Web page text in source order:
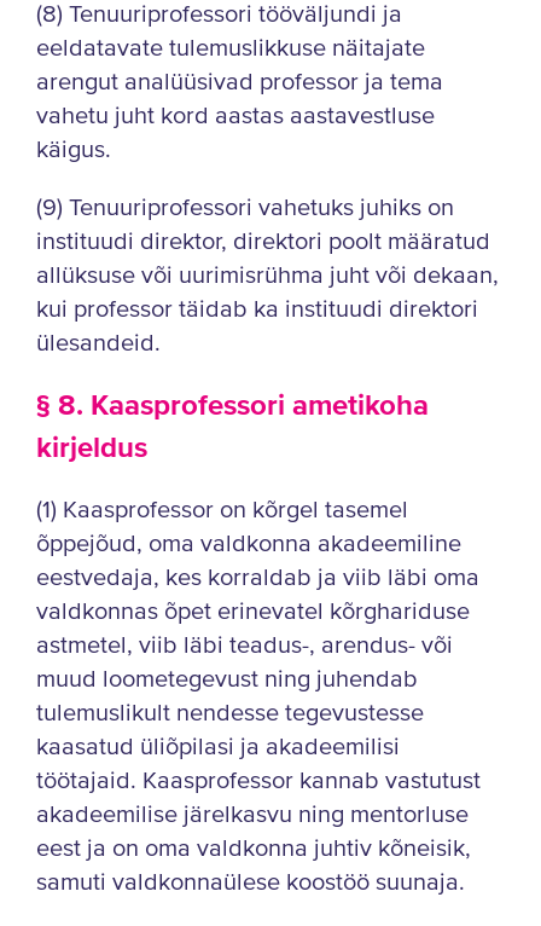
(8) Tenuuriprofessori tööväljundi ja
eeldatavate tulemuslikkuse näitajate
arengut analüüsivad professor ja tema
vahetu juht kord aastas aastavestluse
käigus.
(9) Tenuuriprofessori vahetuks juhiks on
instituudi direktor, direktori poolt määratud
allüksuse või uurimisrühma juht või dekaan,
kui professor täidab ka instituudi direktori
ülesandeid.
§ 8. Kaasprofessori ametikoha
kirjeldus
(1) Kaasprofessor on kõrgel tasemel
õppejõud, oma valdkonna akadeemiline
eestvedaja, kes korraldab ja viib läbi oma
valdkonnas õpet erinevatel kõrghariduse
astmetel, viib läbi teadus-, arendus- või
muud loometegevust ning juhendab
tulemuslikult nendesse tegevustesse
kaasatud üliõpilasi ja akadeemilisi
töötajaid. Kaasprofessor kannab vastutust
akadeemilise järelkasvu ning mentorluse
eest ja on oma valdkonna juhtiv kõneisik,
samuti valdkonnaülese koostöö suunaja.